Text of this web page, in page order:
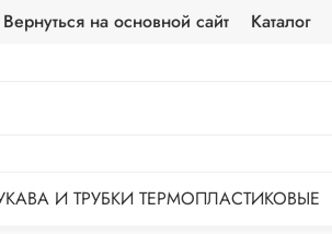
Вернуться на основной сайт Каталог
И ТРУБКИ ТЕРМОПЛАСТИКОВЫЕ